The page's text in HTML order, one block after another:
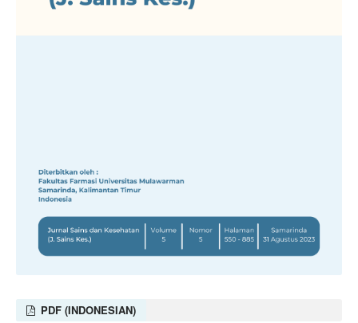
PDF (INDONESIAN)